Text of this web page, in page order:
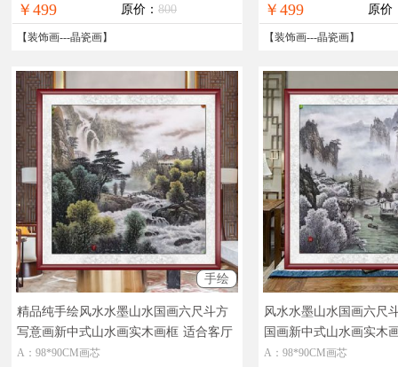
￥499 原价： 800
【装饰画---晶瓷画】
￥499 原价
【装饰画---晶瓷画】
手绘
精品纯手绘风水水墨山水国画六尺斗方
写意画新中式山水画实木画框 适合客厅
的山水画
A：98*90CM画芯
风水水墨山水国画六尺
国画新中式山水画实木
帆风顺山水画
A：98*90CM画芯